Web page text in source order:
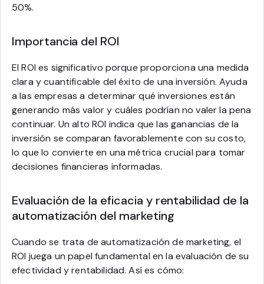
50%.
Importancia del ROI
El ROI es significativo porque proporciona una medida
clara y cuantificable del éxito de una inversión. Ayuda
a las empresas a determinar qué inversiones están
generando más valor y cuáles podrían no valer la pena
continuar. Un alto ROI indica que las ganancias de la
inversión se comparan favorablemente con su costo,
lo que lo convierte en una métrica crucial para tomar
decisiones financieras informadas.
Evaluación de la eficacia y rentabilidad de la
automatización del marketing
Cuando se trata de automatización de marketing, el
ROI juega un papel fundamental en la evaluación de su
efectividad y rentabilidad. Así es cómo: